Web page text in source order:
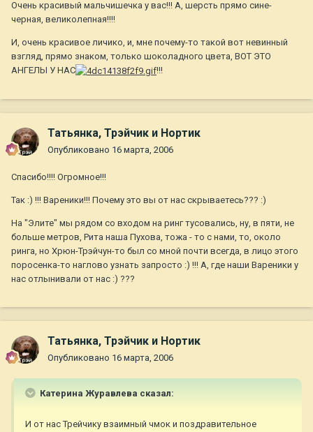
Очень красивый мальчишечка у вас!!! А, шерсть прямо сине-
черная, великолепная!!!!
И, очень красивое личико, и, мне почему-то такой вот невинный
взгляд, прямо знаком, только шоколадного цвета, ВОТ ЭТО
АНГЕЛЫ У НАС
!!!
Татьянка, Трэйчик и Нортик
Опубликовано 16 марта, 2006
Спасибо!!!! Огромное!!!
Так :) !!! Вареники!!! Почему это вы от нас скрываетесь??? :)
На "Элите" мы рядом со входом на ринг тусовались, ну, в пяти, не
больше метров, Рита наша Пухова, тожа - то с нами, то, около
ринга, но Хрюн-Трэйчун-то был со мной почти всегда, в лицо этого
поросенка-то наглово узнать запросто :) !!! А, где наши Вареники у
нас отлынивали от нас :) ???
Татьянка, Трэйчик и Нортик
Опубликовано 16 марта, 2006
Катерина Журавлева сказал:
И от нас Трейчику взаимный чмок и поздравительное